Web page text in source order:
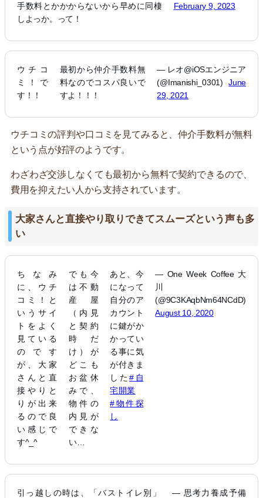
手数料とかかからないから早めに同棲
しよっか。って！
February 9, 2023
ウチコ
ミ！で
す！！
最初から仲介手数料無
料なのでコスパ良いで
すよ！！！
— レオ@iOSエンジニア
(@Imanishi_0301)June
29, 2021
ウチコミの評判や口コミを見てみると、仲介手数料が無料
という点が好評のようです。
わざわざ交渉しなくても最初から無料で契約できるので、
費用を抑えたい人から支持されています。
大家さんと直接やり取りできてスムーズという声も多
い
ちなみ
に、ウチ
コミ！と
いうサイ
トをよく
見ている
のです
が、大家
さんと直
接やりと
りが出来
るので良
い感じで
す^_^
でも今
は不動
産屋
（内見
と契約
時だ
け）が
どこも
お盆休
みで、
物件の
内見が
できな
い…
あと、今
になって
自分のア
カウント
に鍵がか
かってい
る事に気
が付きま
した#自
宅開業
#物件探
し
— One Week Coffee 大
川
(@9C3KAqbNm64NCdD)
August 10, 2020
引っ越しの時は、「バストイレ別」
— 思考力養成予備